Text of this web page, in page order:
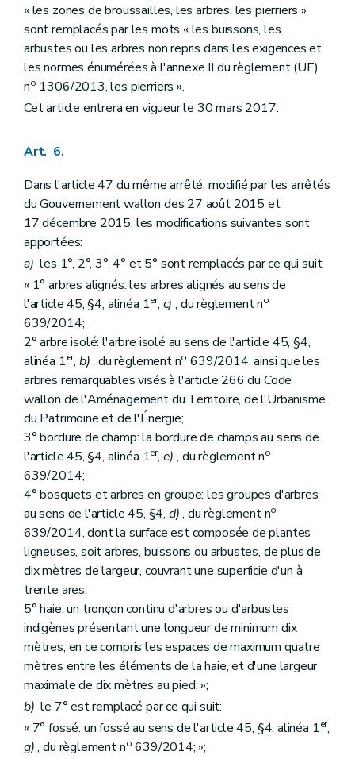
« les zones de broussailles, les arbres, les pierriers »
sont remplacés par les mots « les buissons, les
arbustes ou les arbres non repris dans les exigences et
les normes énumérées à l'annexe II du règlement (UE)
no 1306/2013, les pierriers ».
Cet article entrera en vigueur le 30 mars 2017.
Art. 6.
Dans l'article 47 du même arrêté, modifié par les arrêtés
du Gouvernement wallon des 27 août 2015 et
17 décembre 2015, les modifications suivantes sont
apportées:
a) les 1°, 2°, 3°, 4° et 5° sont remplacés par ce qui suit:
« 1° arbres alignés: les arbres alignés au sens de
l'article 45, §4, alinéa 1er, c) , du règlement no
639/2014;
2° arbre isolé: l'arbre isolé au sens de l'article 45, §4,
alinéa 1er, b), du règlement no 639/2014, ainsi que les
arbres remarquables visés à l'article 266 du Code
wallon de l'Aménagement du Territoire, de l'Urbanisme,
du Patrimoine et de l'Énergie;
3° bordure de champ: la bordure de champs au sens de
l'article 45, §4, alinéa 1er, e) , du règlement no
639/2014;
4° bosquets et arbres en groupe: les groupes d'arbres
au sens de l'article 45, §4, d), du règlement no
639/2014, dont la surface est composée de plantes
ligneuses, soit arbres, buissons ou arbustes, de plus de
dix mètres de largeur, couvrant une superficie d'un à
trente ares;
5° haie: un tronçon continu d'arbres ou d'arbustes
indigènes présentant une longueur de minimum dix
mètres, en ce compris les espaces de maximum quatre
mètres entre les éléments de la haie, et d'une largeur
maximale de dix mètres au pied; »;
b) le 7° est remplacé par ce qui suit:
« 7° fossé: un fossé au sens de l'article 45, §4, alinéa 1er,
g), du règlement no 639/2014; »;